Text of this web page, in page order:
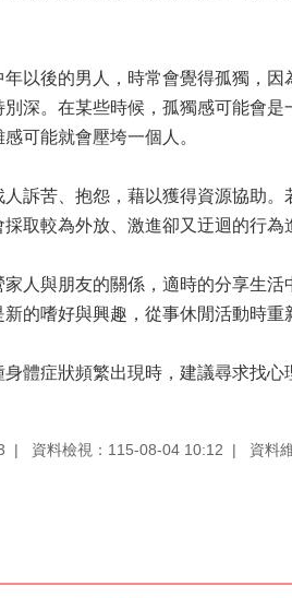
以後的男人，時常會覺得孤獨，
深。在某些時候，孤獨感可能會
可能就會壓垮一個人。
訴苦、抱怨，藉以獲得資源協助
取較為外放、激進卻又迂迴的行為
人與朋友的關係，適時的分享生
的嗜好與興趣，從事休閒活動時重
體症狀頻繁出現時，建議尋求找心
資料檢視：115-08-04 10:12 資料